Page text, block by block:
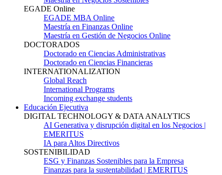
EGADE Online
EGADE MBA Online
Maestría en Finanzas Online
Maestría en Gestión de Negocios Online
DOCTORADOS
Doctorado en Ciencias Administrativas
Doctorado en Ciencias Financieras
INTERNATIONALIZATION
Global Reach
International Programs
Incoming exchange students
Educación Ejecutiva
DIGITAL TECHNOLOGY & DATA ANALYTICS
AI Generativa y disrupción digital en los Negocios |
EMERITUS
IA para Altos Directivos
SOSTENIBILIDAD
ESG y Finanzas Sostenibles para la Empresa
Finanzas para la sustentabilidad | EMERITUS